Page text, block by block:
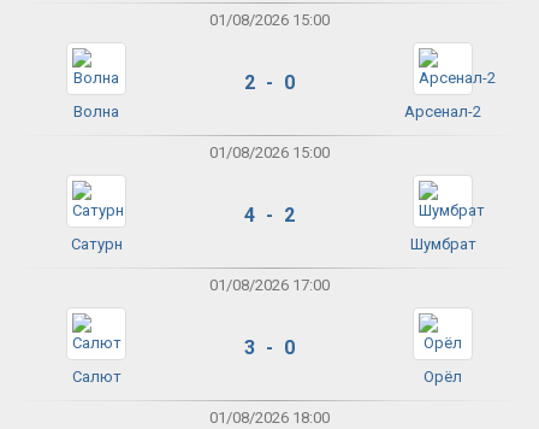
01/08/2026 15:00
Волна
2 - 0
Арсенал-2
01/08/2026 15:00
Сатурн
4 - 2
Шумбрат
01/08/2026 17:00
Салют
3 - 0
Орёл
01/08/2026 18:00